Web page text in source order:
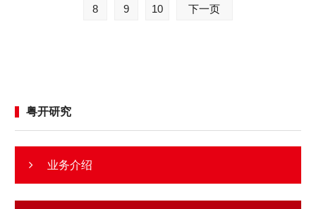
策”，并明确提出“加大逆周期调节力度”，释放出下半年稳增
政策提出“综合运用并适时调整货币政策工具”，并“优化实施
财政金融协同促内需政策”，意味着政策将根据经济运行变
内需仍是下半年经济工作的核心抓手。会议在“有效扩大国
8
9 10 下一页
粤开研究
业务介绍